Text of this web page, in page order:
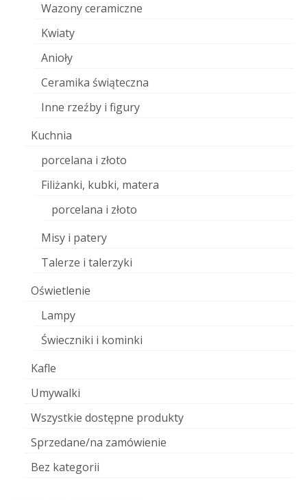
Wazony ceramiczne
Kwiaty
Anioły
Ceramika świąteczna
Inne rzeźby i figury
Kuchnia
porcelana i złoto
Filiżanki, kubki, matera
porcelana i złoto
Misy i patery
Talerze i talerzyki
Oświetlenie
Lampy
Świeczniki i kominki
Kafle
Umywalki
Wszystkie dostępne produkty
Sprzedane/na zamówienie
Bez kategorii